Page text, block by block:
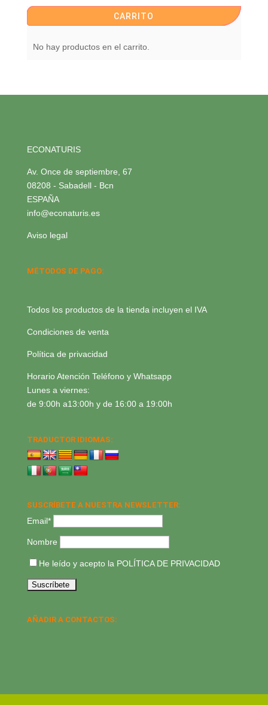
CARRITO
No hay productos en el carrito.
ECONATURIS
Av. Once de septiembre, 67
08208 - Sabadell - Bcn
ESPAÑA
info@econaturis.es
Aviso legal
MÉTODOS DE PAGO:
Todos los productos de la tienda incluyen el IVA
Condiciones de venta
Política de privacidad
Horario Atención Teléfono y Whatsapp
Lunes a viernes:
de 9:00h a13:00h y de 16:00 a 19:00h
TRADUCTOR IDIOMAS:
SUSCRÍBETE A NUESTRA NEWSLETTER:
Email*
Nombre
He leído y acepto la POLÍTICA DE PRIVACIDAD
AÑADIR A CONTACTOS: